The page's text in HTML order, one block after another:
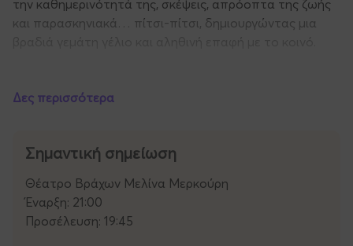
την καθημερινότητά της, σκέψεις, απρόοπτα της ζωής
και παρασκηνιακά… πίτσι-πίτσι, δημιουργώντας μια
κόντρα στις εποχές που ζούμε. Ένα γέμισμα μπαταρίας;
Μία Κατερίνα.
Χιλιάδες γέλια.
Δες περισσότερα
Σημαντική σημείωση
Θέατρο Βράχων Μελίνα Μερκούρη
Έναρξη: 21:00
Προσέλευση: 19:45